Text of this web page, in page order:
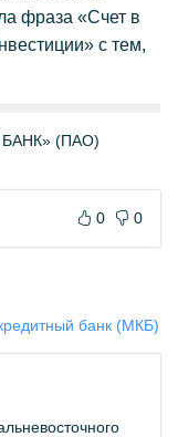
фраза «Счет в
с тем,
(ПАО)
0 0
банк (МКБ)